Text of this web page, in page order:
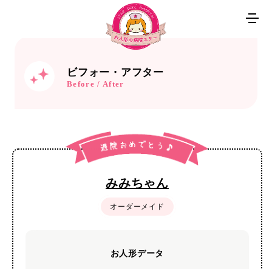
ビフォー・アフター
Before / After
みみちゃん
オーダーメイド
お人形データ